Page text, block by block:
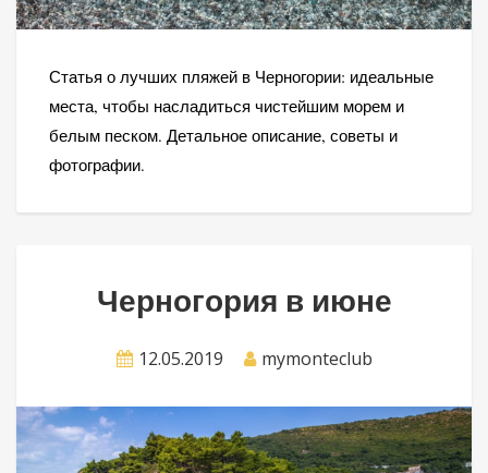
Статья о лучших пляжей в Черногории: идеальные
места, чтобы насладиться чистейшим морем и
белым песком. Детальное описание, советы и
фотографии.
Черногория в июне
12.05.2019 mymonteclub